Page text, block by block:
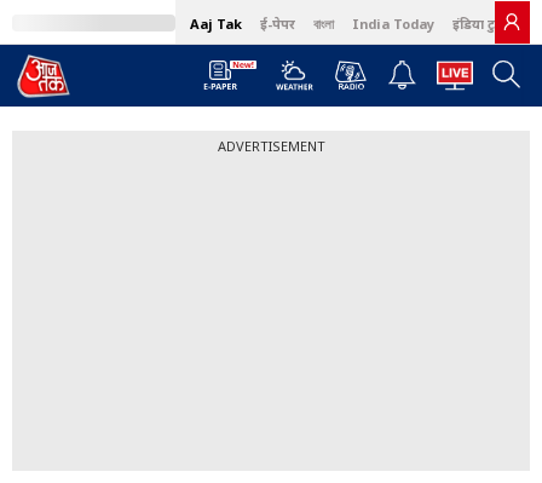
Aaj Tak ई-पेपर বাংলা India Today इंडिया टुडे हिंदी
ADVERTISEMENT